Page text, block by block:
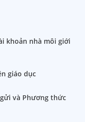
khoản nhà môi giới
giáo dục
và Phương thức